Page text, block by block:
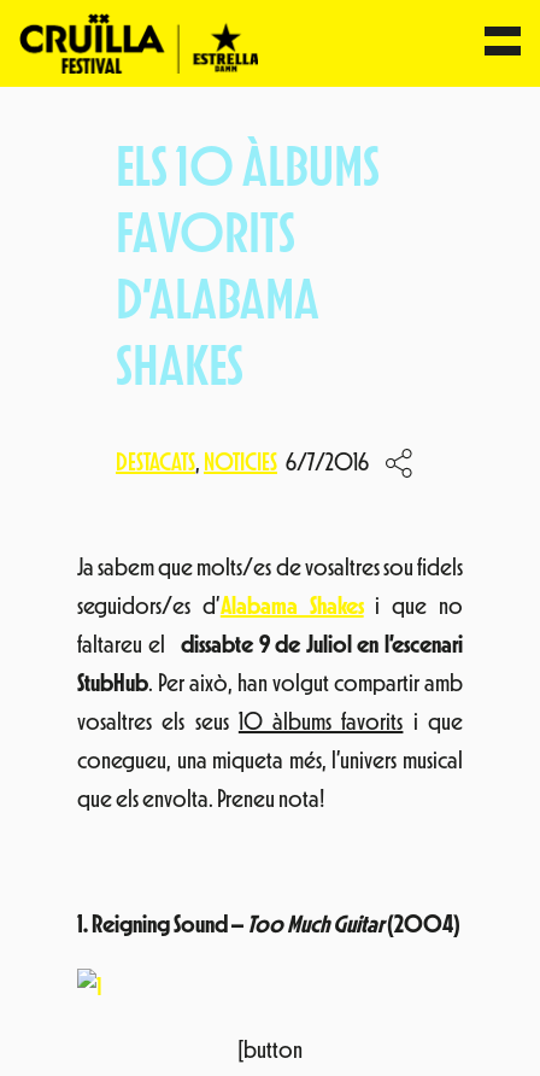
ELS 10 ÀLBUMS
FAVORITS
D’ALABAMA
SHAKES
DESTACATS, NOTICIES 6/7/2016
Ja sabem que molts/es de vosaltres sou fidels
seguidors/es d’Alabama Shakesi que no
faltareu eldissabte 9 de Juliol en l’escenari
StubHub. Per això, han volgut compartir amb
vosaltres els seus 10 àlbums favorits i que
conegueu, una miqueta més, l’univers musical
que els envolta. Preneu nota!
1. Reigning Sound – Too Much Guitar(2004)
[button